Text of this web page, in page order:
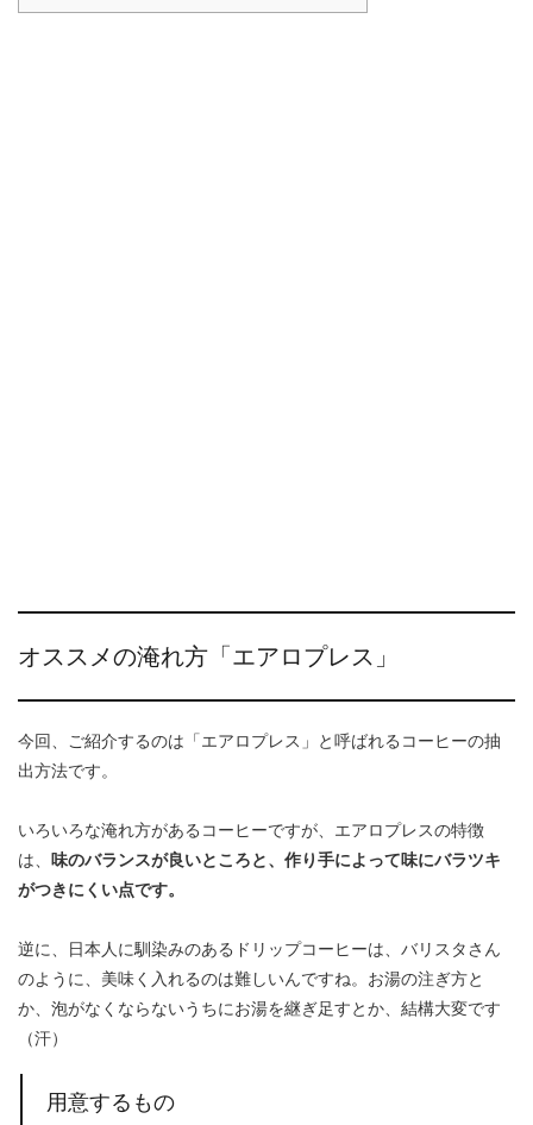
オススメの淹れ方「エアロプレス」
今回、ご紹介するのは「エアロプレス」と呼ばれるコーヒーの抽
出方法です。
いろいろな淹れ方があるコーヒーですが、エアロプレスの特徴
は、 味のバランスが良いところと、作り手によって味にバラツキ
がつきにくい点です。
逆に、日本人に馴染みのあるドリップコーヒーは、バリスタさん
のように、美味く入れるのは難しいんですね。お湯の注ぎ方と
か、泡がなくならないうちにお湯を継ぎ足すとか、結構大変です
（汗）
用意するもの